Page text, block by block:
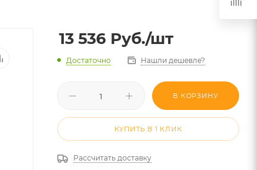
13 536 Руб./шт
Достаточно Нашли дешевле?
В КОРЗИНУ
КУПИТЬ В 1 КЛИК
Рассчитать доставку